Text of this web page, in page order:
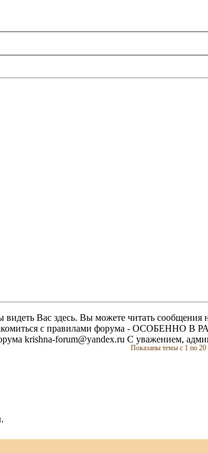
Вас здесь. Вы можете читать сообщения
с правилами форума -
krishna-forum@yandex.ru С уважением,
Показаны темы с 1 по 20